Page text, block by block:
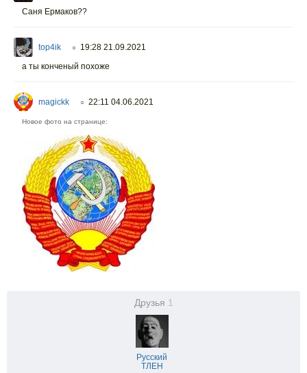
Саня Ермаков??
top4ik ○ 19:28 21.09.2021
а ты конченый похоже
magickk ○ 22:11 04.06.2021
Новое фото на странице:
Друзья 1
Русский
ТЛЕН